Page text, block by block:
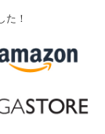
た！